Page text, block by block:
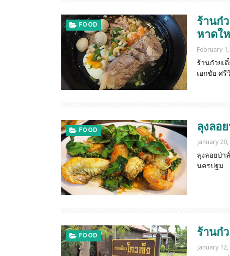
FOOD
ร้านก๋
หาดใ
February
ร้านก๋วยเ
เอกชัย ศรี
FOOD ลุงลอ
January
ลุงลอยป่า
นครปฐม
FOOD ร้านก๋
January